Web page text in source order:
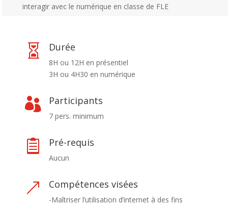
interagir avec le numérique en classe de FLE
 Durée
8H ou 12H en présentiel
3H ou 4H30 en numérique
 Participants
7 pers. minimum
 Pré-requis
Aucun
& Compétences visées
-Maîtriser l’utilisation d’internet à des fins